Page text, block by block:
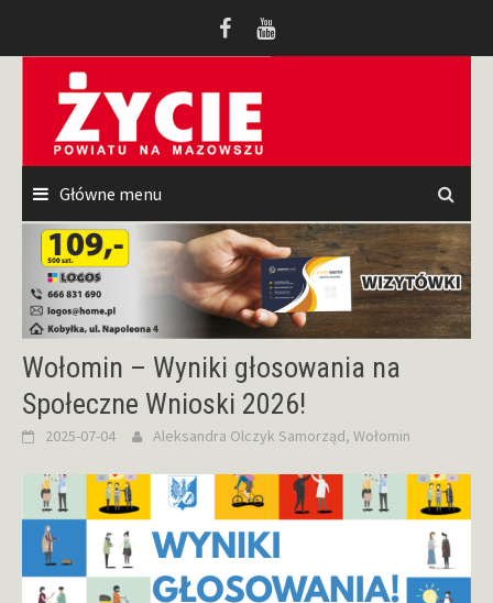
Główne menu
Wołomin – Wyniki głosowania na
Społeczne Wnioski 2026!
2025-07-04 Aleksandra Olczyk Samorząd, Wołomin